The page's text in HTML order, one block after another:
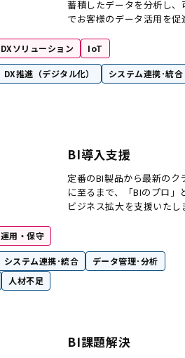
蓄積したデータを分析し、
でお客様のデータ活用を促
DXソリューション IoT
DX推進（デジタル化）
システム連携･統合
BI導入支援
定番のBI製品から最新のク
に至るまで、「BIのプロ」
ビジネス拡大を支援いたし
運用・保守
システム連携･統合
データ管理･分析
人材不足
BI課題解決